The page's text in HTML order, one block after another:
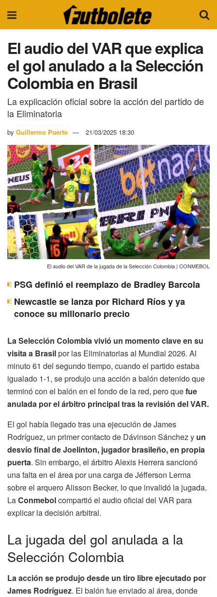
El audio del VAR que explica
el gol anulado a la Selección
Colombia en Brasil
La explicación oficial sobre la acción del partido de
la Eliminatoria
by Guillermo Puerto 21/03/2025 18:30
El audio del VAR de la jugada de la Selección Colombia | CONMEBOL
PSG definió el reemplazo de Bradley Barcola
Newcastle se lanza por Richard Ríos y ya
conoce su millonario precio
La Selección Colombia vivió un momento clave en su
visita a Brasilpor las Eliminatorias al Mundial 2026. Al
minuto 61 del segundo tiempo, cuando el partido estaba
igualado 1-1, se produjo una acción a balón detenido que
terminó con el balón en el fondo de la red, pero quefue
anulada por el árbitro principal tras la revisión del VAR.
El gol había llegado tras una ejecución de James
Rodríguez, un primer contacto de Dávinson Sánchez y un
desvío final de Joelinton, jugador brasileño, en propia
puerta. Sin embargo, el árbitro Alexis Herrera sancionó
una falta en el área por una carga de Jéfferson Lerma
sobre el arquero Alisson Becker, lo que invalidó la jugada.
LaConmebolcompartió el audio oficial del VAR para
explicar la decisión arbitral.
La jugada del gol anulada a la
Selección Colombia
La acción se produjo desde un tiro libre ejecutado por
James Rodríguez. El balón fue enviado al área, donde